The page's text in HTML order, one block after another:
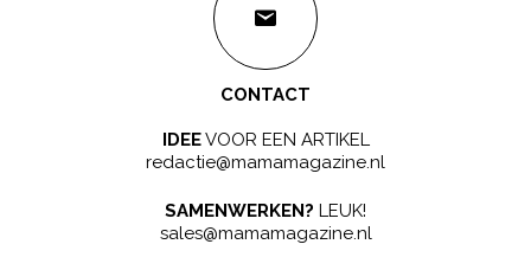
CONTACT
IDEEVOOR EEN ARTIKEL
redactie@mamamagazine.nl
SAMENWERKEN? LEUK!
sales@mamamagazine.nl